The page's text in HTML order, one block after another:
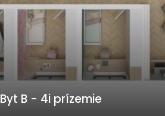
Byt B - 4i prízemie